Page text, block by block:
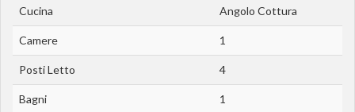
Cucina Angolo Cottura
Camere 1
Posti Letto 4
Bagni 1